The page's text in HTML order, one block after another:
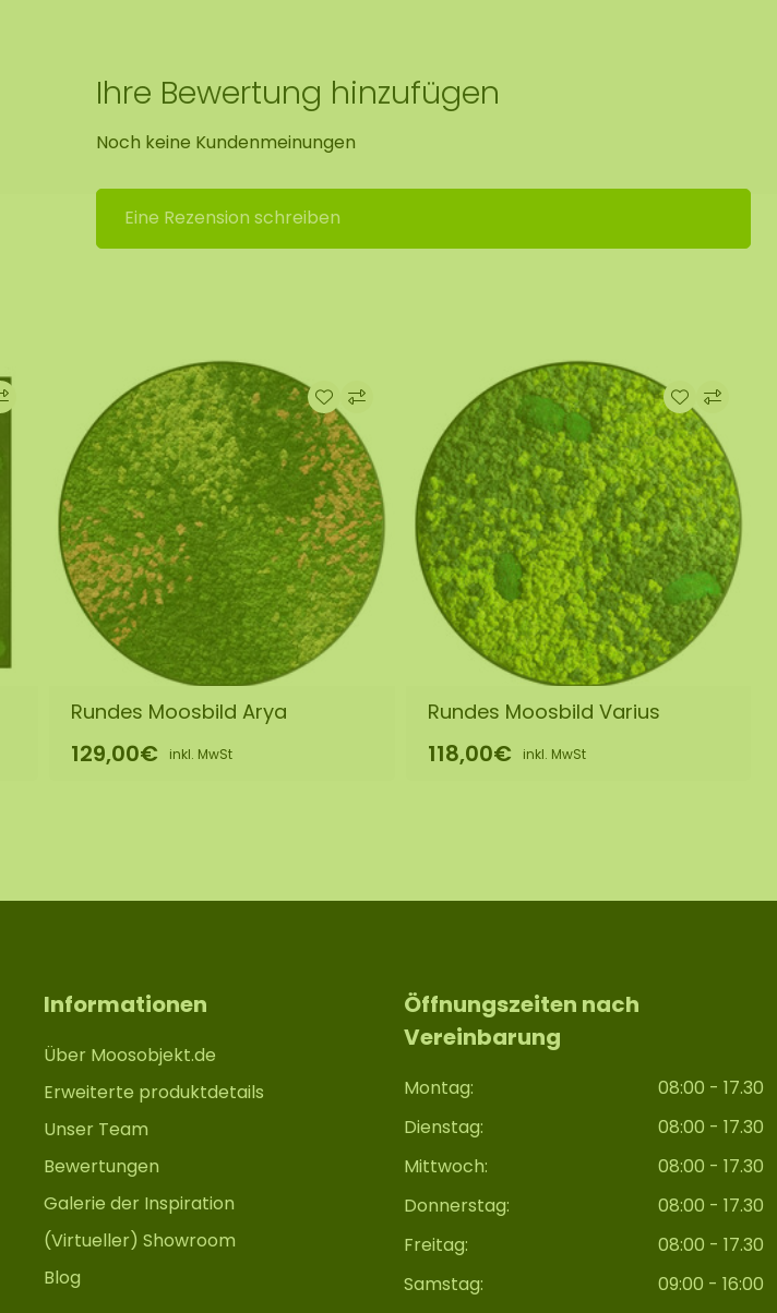
Ihre Bewertung hinzufügen
Noch keine Kundenmeinungen
Eine Rezension schreiben
Rundes Moosbild Arya
129,00€ inkl. MwSt
Rundes Moosbild Varius
118,00€ inkl. MwSt
Informationen
Über Moosobjekt.de
Erweiterte produktdetails
Unser Team
Bewertungen
Galerie der Inspiration
(Virtueller) Showroom
Blog
Öffnungszeiten nach
Vereinbarung
Montag:
08:00 - 17.30
Dienstag:
08:00 - 17.30
Mittwoch:
08:00 - 17.30
Donnerstag:
08:00 - 17.30
Freitag:
08:00 - 17.30
Samstag:
09:00 - 16:00